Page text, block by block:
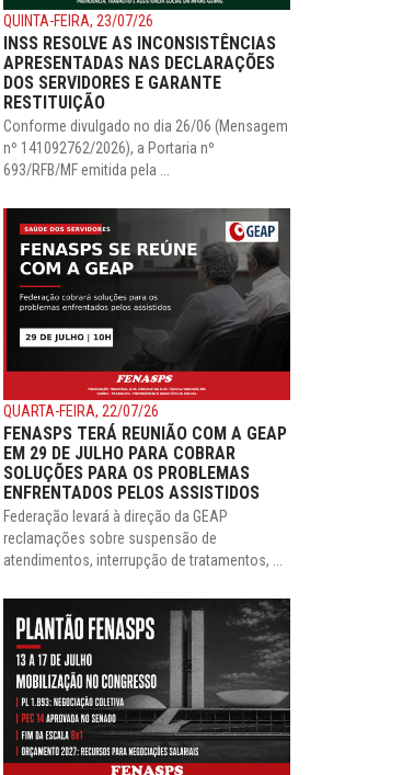
QUINTA-FEIRA, 23/07/26
INSS RESOLVE AS INCONSISTÊNCIAS
APRESENTADAS NAS DECLARAÇÕES
DOS SERVIDORES E GARANTE
RESTITUIÇÃO
Conforme divulgado no dia 26/06 (Mensagem
nº 141092762/2026), a Portaria nº
693/RFB/MF emitida pela ...
QUARTA-FEIRA, 22/07/26
FENASPS TERÁ REUNIÃO COM A GEAP
EM 29 DE JULHO PARA COBRAR
SOLUÇÕES PARA OS PROBLEMAS
ENFRENTADOS PELOS ASSISTIDOS
Federação levará à direção da GEAP
reclamações sobre suspensão de
atendimentos, interrupção de tratamentos, ...